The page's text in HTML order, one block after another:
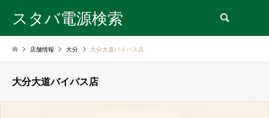
スタバ電源検索
店舗情報 大分 大分大道バイパス店
大分大道バイパス店